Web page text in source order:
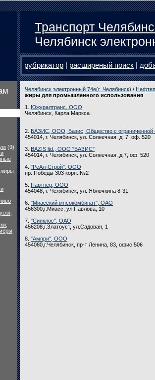
Транспорт
Челябинск
рубрикатор | расширеный поиск |
(9)
Челябинск электронный 74e(г. Челябинск) /
жиры для промышленного использования
1. Южуралтранс, ООО
Челябинск, Карла Маркса
2. БАЗИС, ООО, Базис, Общество с ограниченной
454014, г. Челябинск, ул. Солнечная. д. 7, оф. 520
3. BAZIS ltd., ООО "БАЗИС"
454014, г. Челябинск, ул. Солнечная, д.7, оф. 520
4. "РеАл-Строй", ООО
пр. Победы 303 корп. №2
5. Партнер, ООО
454048, г. Челябинск, ул. Яблочкина 8-31
6. "Миасский мясокомбинат", ОАО
456300,г.Миасс, ул.Павлова, 10
7. "Синклос", ОАО
456208,г.Златоуст, ул.Садовая, 1
8. "Ампри", ООО
454080,г.Челябинск, пр-т Ленина, 83, офис 506